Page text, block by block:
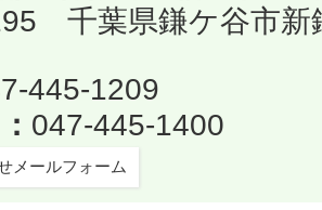
千葉県鎌ケ谷市
445-1209
047-445-1400
メールフォーム